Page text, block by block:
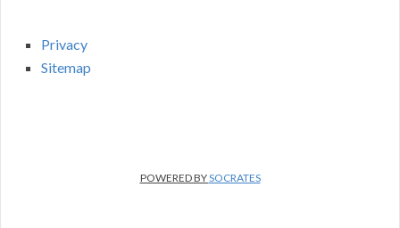
Privacy
Sitemap
POWERED BYSOCRATES